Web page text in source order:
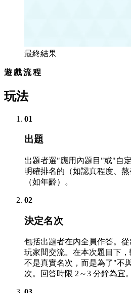
最終結果
遊戲流程
玩法
01
出題
出題者選"應用內題目"或"自
明確排名的（如認真程度、
（如年齡）。
02
決定名次
包括出題者在內全員作答。
玩家間交流。在本次題目下
不是真實名次，而是為了"不
次。回答時限 2～3 分鐘為宜。